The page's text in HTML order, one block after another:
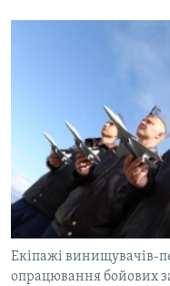
Екіпажі винищувачів-
опрацювання бойових